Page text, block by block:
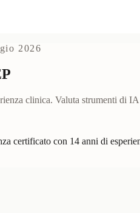
2026
clinica. Valuta strumenti di
certificato con 14 anni di